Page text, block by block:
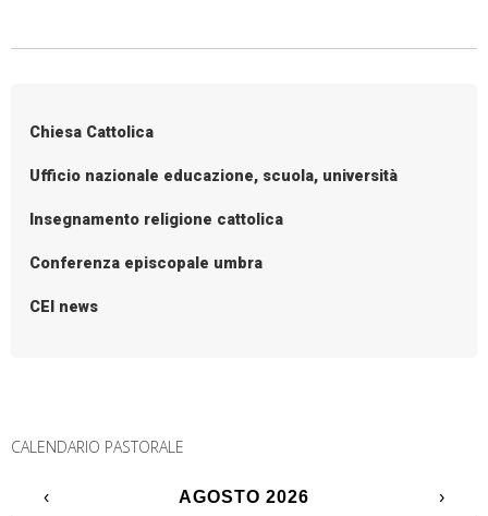
Chiesa Cattolica
Ufficio nazionale educazione, scuola, università
Insegnamento religione cattolica
Conferenza episcopale umbra
CEI news
CALENDARIO PASTORALE
‹ AGOSTO 2026
›